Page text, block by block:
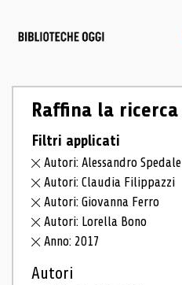
Raffina la ricerca
Filtri applicati
Autori: Alessandro Spedale
Autori: Claudia Filippazzi
Autori: Giovanna Ferro
Autori: Lorella Bono
Anno: 2017
Autori